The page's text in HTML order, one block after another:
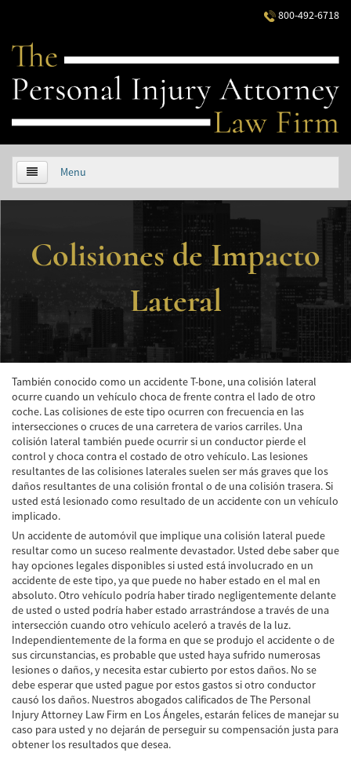
800-492-6718
Menu
ABOUT US
Áreas de Práctica
Accidentes Automovilísticos
Accidente de Atropello y Fuga
Accidentes en Intersecciones
Accidente en "T"
Accidente por Volcadura
Bolsas de Aire Defectuosas
Causas de los Accidentes Peatonales
Cerradura de la Puerta del Automóvil
Defectuosa
Choque Trasero
Colisiones Frontales
Compensación por Accidentes de Auto
Cobertura de Seguro de Automóvil
Condiciones Peligrosas de la Carretera
Colisiones de Impacto
Lateral
También conocido como un accidente T-bone, una colisión lateral
ocurre cuando un vehículo choca de frente contra el lado de otro
coche. Las colisiones de este tipo ocurren con frecuencia en las
intersecciones o cruces de una carretera de varios carriles. Una
colisión lateral también puede ocurrir si un conductor pierde el
control y choca contra el costado de otro vehículo. Las lesiones
resultantes de las colisiones laterales suelen ser más graves que los
daños resultantes de una colisión frontal o de una colisión trasera. Si
usted está lesionado como resultado de un accidente con un vehículo
implicado.
Un accidente de automóvil que implique una colisión lateral puede
resultar como un suceso realmente devastador. Usted debe saber que
hay opciones legales disponibles si usted está involucrado en un
accidente de este tipo, ya que puede no haber estado en el mal en
absoluto. Otro vehículo podría haber tirado negligentemente delante
de usted o usted podría haber estado arrastrándose a través de una
intersección cuando otro vehículo aceleró a través de la luz.
Independientemente de la forma en que se produjo el accidente o de
sus circunstancias, es probable que usted haya sufrido numerosas
lesiones o daños, y necesita estar cubierto por estos daños. No se
debe esperar que usted pague por estos gastos si otro conductor
causó los daños. Nuestros abogados calificados de The Personal
Injury Attorney Law Firm en Los Ángeles, estarán felices de manejar su
caso para usted y no dejarán de perseguir su compensación justa para
obtener los resultados que desea.